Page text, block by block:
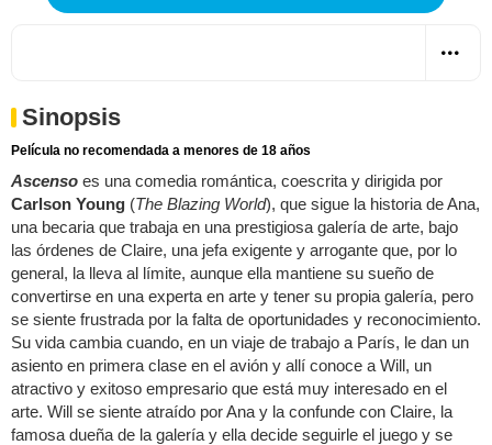
Sinopsis
Película no recomendada a menores de 18 años
Ascenso es una comedia romántica, coescrita y dirigida por
Carlson Young (The Blazing World), que sigue la historia de Ana,
una becaria que trabaja en una prestigiosa galería de arte, bajo
las órdenes de Claire, una jefa exigente y arrogante que, por lo
general, la lleva al límite, aunque ella mantiene su sueño de
convertirse en una experta en arte y tener su propia galería, pero
se siente frustrada por la falta de oportunidades y reconocimiento.
Su vida cambia cuando, en un viaje de trabajo a París, le dan un
asiento en primera clase en el avión y allí conoce a Will, un
atractivo y exitoso empresario que está muy interesado en el
arte. Will se siente atraído por Ana y la confunde con Claire, la
famosa dueña de la galería y ella decide seguirle el juego y se